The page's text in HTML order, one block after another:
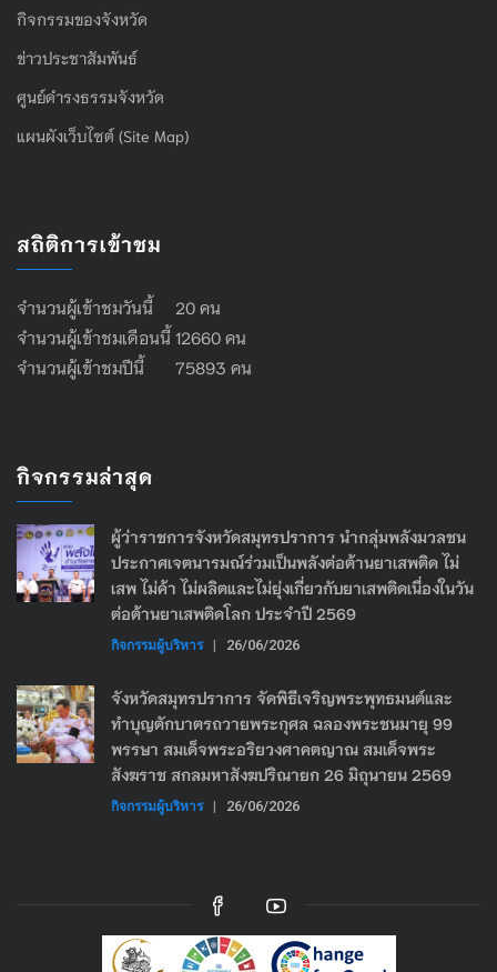
กิจกรรมของจังหวัด
ข่าวประชาสัมพันธ์
ศูนย์ดำรงธรรมจังหวัด
แผนผังเว็บไซต์ (Site Map)
สถิติการเข้าชม
จำนวนผู้เข้าชมวันนี้ 20 คน
จำนวนผู้เข้าชมเดือนนี้ 12660 คน
จำนวนผู้เข้าชมปีนี้ 75893 คน
กิจกรรมล่าสุด
ผู้ว่าราชการจังหวัดสมุทรปราการ นำกลุ่มพลังมวลชน
ประกาศเจตนารมณ์ร่วมเป็นพลังต่อต้านยาเสพติด ไม่
เสพ ไม่ค้า ไม่ผลิตและไม่ยุ่งเกี่ยวกับยาเสพติดเนื่องในวัน
ต่อต้านยาเสพติดโลก ประจำปี 2569
กิจกรรมผู้บริหาร | 26/06/2026
จังหวัดสมุทรปราการ จัดพิธีเจริญพระพุทธมนต์และ
ทำบุญตักบาตรถวายพระกุศล ฉลองพระชนมายุ 99
พรรษา สมเด็จพระอริยวงศาคตญาณ สมเด็จพระ
สังฆราช สกลมหาสังฆปริณายก 26 มิถุนายน 2569
กิจกรรมผู้บริหาร | 26/06/2026